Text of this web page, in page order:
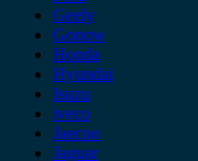
Geely
Gonow
Honda
Hyundai
Isuzu
iveco
Jaecoo
Jaguar